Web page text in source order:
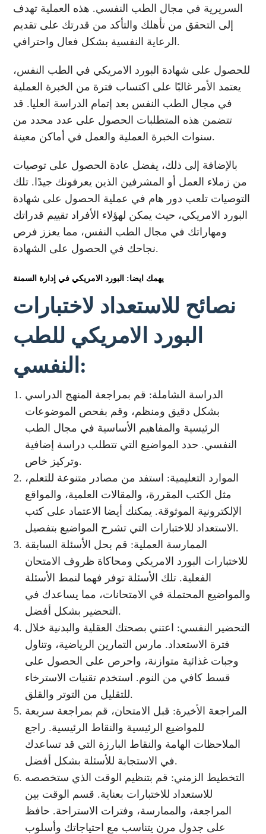
السريرية في مجال الطب النفسي. هذه العملية تهدف
إلى التحقق من تأهلك والتأكد من قدرتك على تقديم
الرعاية النفسية بشكل فعال واحترافي.
للحصول على شهادة البورد الامريكي في الطب النفس،
يعتمد الأمر غالبًا على اكتساب فترة من الخبرة العملية
في مجال الطب النفس بعد إتمام الدراسة العليا. قد
تتضمن هذه المتطلبات الحصول على عدد محدد من
سنوات الخبرة العملية والعمل في أماكن معينة.
بالإضافة إلى ذلك، يفضل عادة الحصول على توصيات
من زملاء العمل أو المشرفين الذين يعرفونك جيدًا. تلك
التوصيات تلعب دور هام في عملية الحصول على شهادة
البورد الامريكي، حيث يمكن لهؤلاء الأفراد تقييم قدراتك
ومهاراتك في مجال الطب النفس، مما يعزز فرص
نجاحك في الحصول على الشهادة.
يهمك ايضا: البورد الامريكي في إدارة السمنة
نصائح للاستعداد لاختبارات
البورد الامريكي للطب
النفسي:
الدراسة الشاملة: قم بمراجعة المنهج الدراسي
بشكل دقيق ومنظم، وقم بفحص الموضوعات
الرئيسية والمفاهيم الأساسية في مجال الطب
النفسي. حدد المواضيع التي تتطلب دراسة إضافية
وتركيز خاص.
الموارد التعليمية: استفد من مصادر متنوعة للتعلم،
مثل الكتب المقررة، والمقالات العلمية، والمواقع
الإلكترونية الموثوقة. يمكنك أيضا الاعتماد على كتب
الاستعداد للاختبارات التي تشرح المواضيع بتفصيل.
الممارسة العملية: قم بحل الأسئلة السابقة
للاختبارات البورد الامريكي ومحاكاة ظروف الامتحان
الفعلية. تلك الأسئلة توفر فهما لنمط الأسئلة
والمواضيع المحتملة في الامتحانات، مما يساعدك في
التحضير بشكل أفضل.
التحضير النفسي: اعتني بصحتك العقلية والبدنية خلال
فترة الاستعداد. مارس التمارين الرياضية، وتناول
وجبات غذائية متوازنة، واحرص على الحصول على
قسط كافي من النوم. استخدم تقنيات الاسترخاء
للتقليل من التوتر والقلق.
المراجعة الأخيرة: قبل الامتحان، قم بمراجعة سريعة
للمواضيع الرئيسية والنقاط الرئيسية. راجع
الملاحظات الهامة والنقاط البارزة التي قد تساعدك
في الاستجابة للأسئلة بشكل أفضل.
التخطيط الزمني: قم بتنظيم الوقت الذي ستخصصه
للاستعداد للاختبارات بعناية. قسم الوقت بين
المراجعة، والممارسة، وفترات الاستراحة. حافظ
على جدول مرن يتناسب مع احتياجاتك وأسلوب